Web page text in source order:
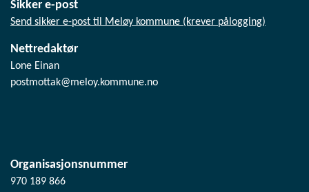
Sikker e-post
Send sikker e-post til Meløy kommune (krever pålogging)
Nettredaktør
Lone Einan
postmottak@meloy.kommune.no
Organisasjonsnummer
970 189 866